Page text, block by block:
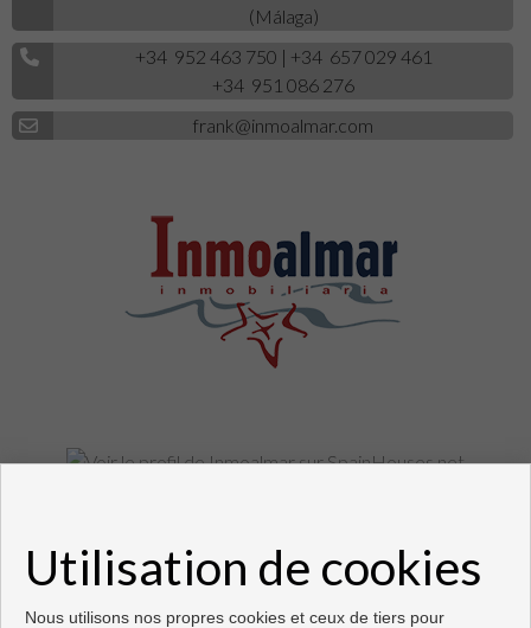
(Málaga)
+34 952 463 750 | +34 657 029 461
+34 951 086 276
frank@inmoalmar.com
Copyright © 2026. Tous droits réservés.
Développé prèsInmoenter .Avis Légal|
politique de protection des
Utilisation de cookies
Nous utilisons nos propres cookies et ceux de tiers pour